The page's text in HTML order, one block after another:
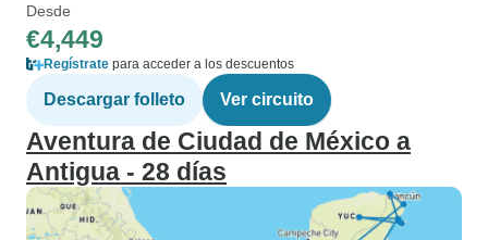
Desde
€4,449
Regístrate para acceder a los descuentos
Descargar folleto Ver circuito
Aventura de Ciudad de México a
Antigua - 28 días